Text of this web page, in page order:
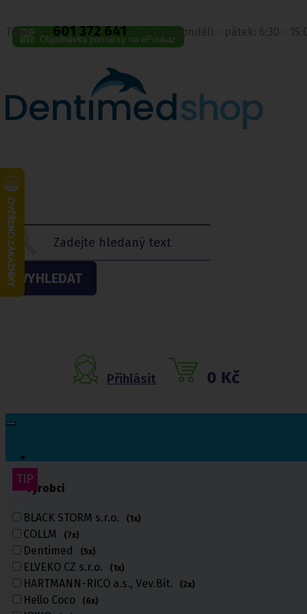
Telefon: 601 372 641 Volejte pondělí - pátek: 6:30 -
Objednávka pomůcky na ePoukaz
VYHLEDAT
Přihlásit 0 Kč
pomůcky
Inkontinenční kalhotky
Inkontinenční vložky
Inkontinenční plavky
Inkontinenční podložky
Inkontinenční pleny
Fixační kalhotky a body
Výrobci
BLACK STORM s.r.o. (1x)
COLLM (7x)
Dentimed (5x)
ELVEKO CZ s.r.o. (1x)
HARTMANN-RICO a.s., Vev.Bít. (2x)
Hello Coco (6x)
TIP
TIP
TIP
TIP
TIP
TIP